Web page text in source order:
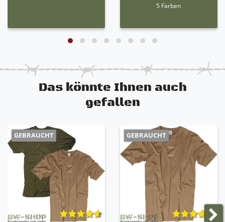
5 Farben
Das könnte Ihnen auch
gefallen
GEBRAUCHT GEBRAUCHT